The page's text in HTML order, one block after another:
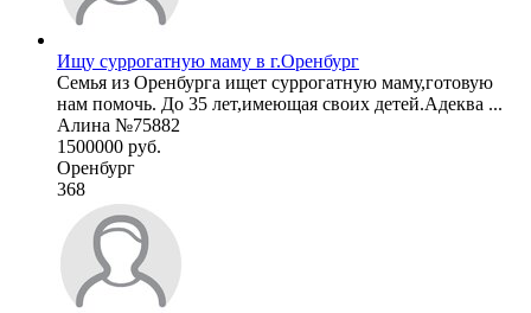
Ищу суррогатную маму в г.Оренбург
Семья из Оренбурга ищет суррогатную маму,готовую
нам помочь. До 35 лет,имеющая своих детей.Адеква ...
Алина №75882
1500000 руб.
Оренбург
368